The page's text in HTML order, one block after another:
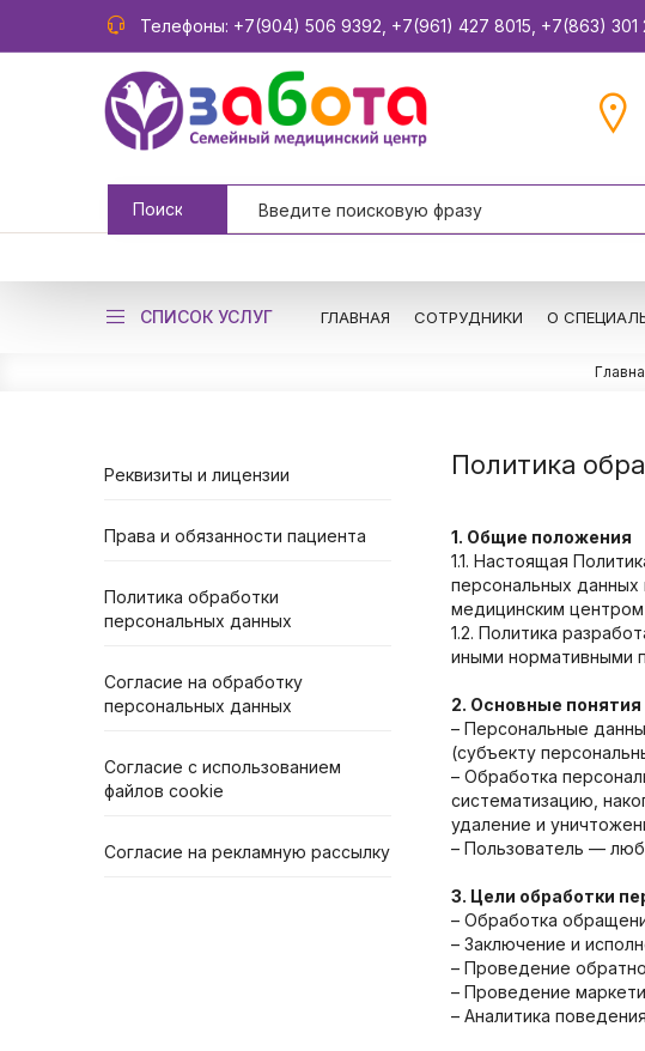
Телефоны: +7(904) 506 9392 +7(961) 427 8015 +7(863) 301
СПИСОК УСЛУГ ГЛАВНАЯ СОТРУДНИКИ О
Политика
1. Общие положения
1.1. Настоящая
персональных данных
медицинским
1.2. Политика
иными нормативными
2. Основные понятия
– Персональные
(субъекту
– Обработка
систематизацию,
удаление и
– Пользователь —
3. Цели обработки
– Обработка
– Заключение и
– Проведение
– Проведение
– Аналитика
Реквизиты и лицензии
Права и обязанности пациента
Политика обработки
персональных данных
Согласие на обработку
персональных данных
Согласие с использованием
файлов cookie
Согласие на рекламную рассылку